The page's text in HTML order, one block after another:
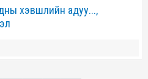
хэвшлийн адуу...,